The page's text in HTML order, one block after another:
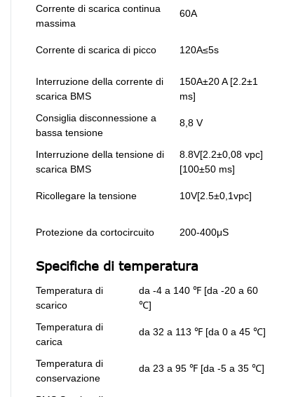
Corrente di scarica continua
massima
60A
Corrente di scarica di picco 120A≤5s
Interruzione della corrente di
scarica BMS
150A±20 A [2.2±1
ms]
Consiglia disconnessione a
bassa tensione
8,8 V
Interruzione della tensione di
scarica BMS
8.8V[2.2±0,08 vpc]
[100±50 ms]
Ricollegare la tensione 10V[2.5±0,1vpc]
Protezione da cortocircuito 200-400μS
Specifiche di temperatura
Temperatura di
scarico
da -4 a 140 ℉ [da -20 a 60
℃]
Temperatura di
carica
da 32 a 113 ℉ [da 0 a 45 ℃]
Temperatura di
conservazione
da 23 a 95 ℉ [da -5 a 35 ℃]